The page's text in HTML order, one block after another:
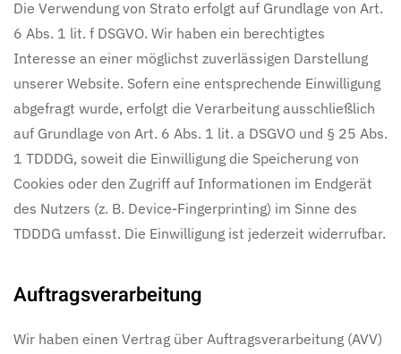
Die Verwendung von Strato erfolgt auf Grundlage von Art.
6 Abs. 1 lit. f DSGVO. Wir haben ein berechtigtes
Interesse an einer möglichst zuverlässigen Darstellung
unserer Website. Sofern eine entsprechende Einwilligung
abgefragt wurde, erfolgt die Verarbeitung ausschließlich
auf Grundlage von Art. 6 Abs. 1 lit. a DSGVO und § 25 Abs.
1 TDDDG, soweit die Einwilligung die Speicherung von
Cookies oder den Zugriff auf Informationen im Endgerät
des Nutzers (z. B. Device-Fingerprinting) im Sinne des
TDDDG umfasst. Die Einwilligung ist jederzeit widerrufbar.
Auftragsverarbeitung
Wir haben einen Vertrag über Auftragsverarbeitung (AVV)